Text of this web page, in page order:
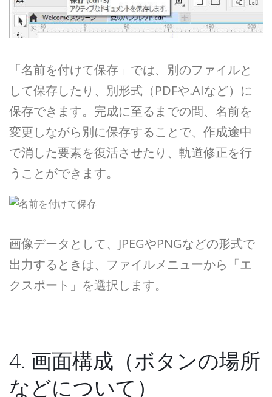
「名前を付けて保存」では、別のファイルと
して保存したり、別形式（PDFや.AIなど）に
保存できます。完成に至るまでの間、名前を
変更しながら別に保存することで、作成途中
で消した要素を復活させたり、軌道修正を行
うことができます。
画像データとして、JPEGやPNGなどの形式で
出力するときは、ファイルメニューから「エ
クスポート」を選択します。
4. 画面構成（ボタンの場所
などについて）